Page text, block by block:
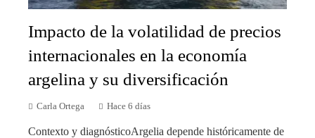
Impacto de la volatilidad de precios
internacionales en la economía
argelina y su diversificación
Carla Ortega Hace 6 días
Contexto y diagnósticoArgelia depende históricamente de